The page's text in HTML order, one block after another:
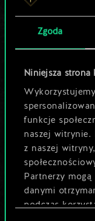
Zgoda
Niniejsza strona
funkcje
naszej witrynie.
z naszej
Partnerzy
danymi
podczas
Nazwij